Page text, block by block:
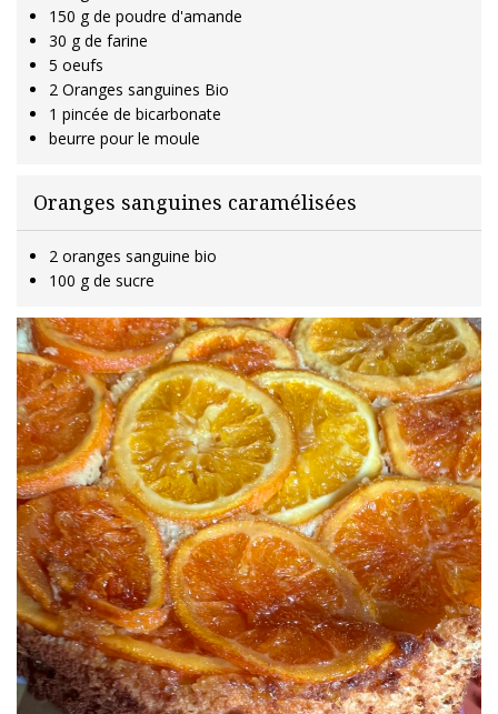
150 g de poudre d'amande
30 g de farine
5 oeufs
2 Oranges sanguines Bio
1 pincée de bicarbonate
beurre pour le moule
Oranges sanguines caramélisées
2 oranges sanguine bio
100 g de sucre